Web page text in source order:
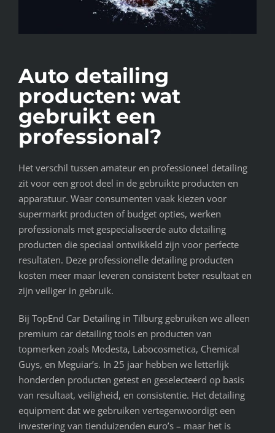
Auto detailing
producten: wat
gebruikt een
professional?
Het verschil tussen amateur en professioneel detailing
zit voor een groot deel in de gebruikte producten en
apparatuur. Waar consumenten vaak kiezen voor
supermarkt producten of budget opties, werken
professionals met gespecialiseerde auto detailing
producten die speciaal ontwikkeld zijn voor perfecte
resultaten. Deze professionelle detailing producten
kosten meer maar leveren consistent beter resultaat en
zijn veiliger in gebruik.
Bij TopEnd Car Detailing in Tilburg gebruiken we alleen
premium car detailing tools en producten van
topmerken zoals Modesta, Labocosmetica, Chemical
Guys, en Meguiar’s. In 25 jaar hebben we letterlijk
honderden producten getest en geselecteerd op basis
van resultaat, veiligheid, en consistentie. Het detailing
equipment dat we gebruiken vertegenwoordigt een
investering van tienduizenden euro’s – maar het is